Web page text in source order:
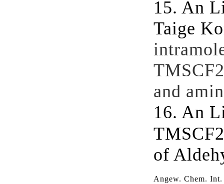
15. An
Taige
and
16. An
TMSCF2
of
Angew. Chem.